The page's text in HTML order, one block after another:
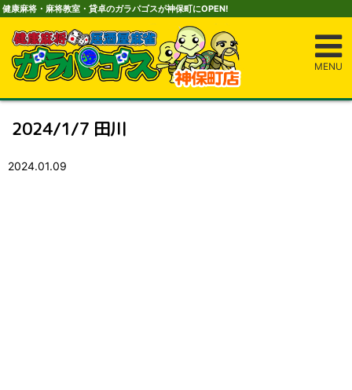
健康麻将・麻将教室・貸卓のガラパゴスが神保町にOPEN!
MENU
2024/1/7 田川
2024.01.09